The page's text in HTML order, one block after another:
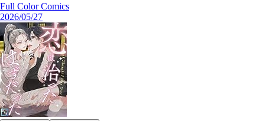
Full Color Comics
2026/05/27